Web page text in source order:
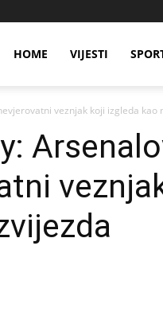
HOME VIJESTI
veznjak koji izgleda kao